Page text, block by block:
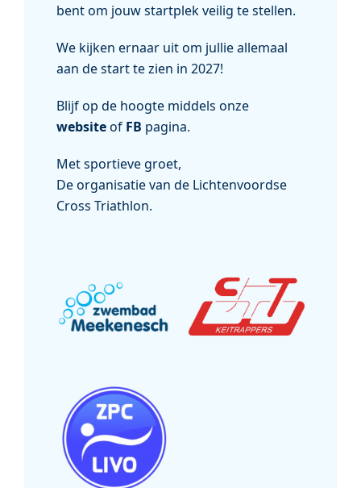
bent om jouw startplek veilig te stellen.
We kijken ernaar uit om jullie allemaal
aan de start te zien in 2027!
Blijf op de hoogte middels onze
websiteof FB pagina.
Met sportieve groet,
De organisatie van de Lichtenvoordse
Cross Triathlon.